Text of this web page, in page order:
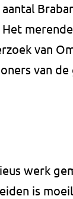
van
van
werk
is